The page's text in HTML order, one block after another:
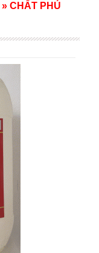
» CHẤT PHỦ